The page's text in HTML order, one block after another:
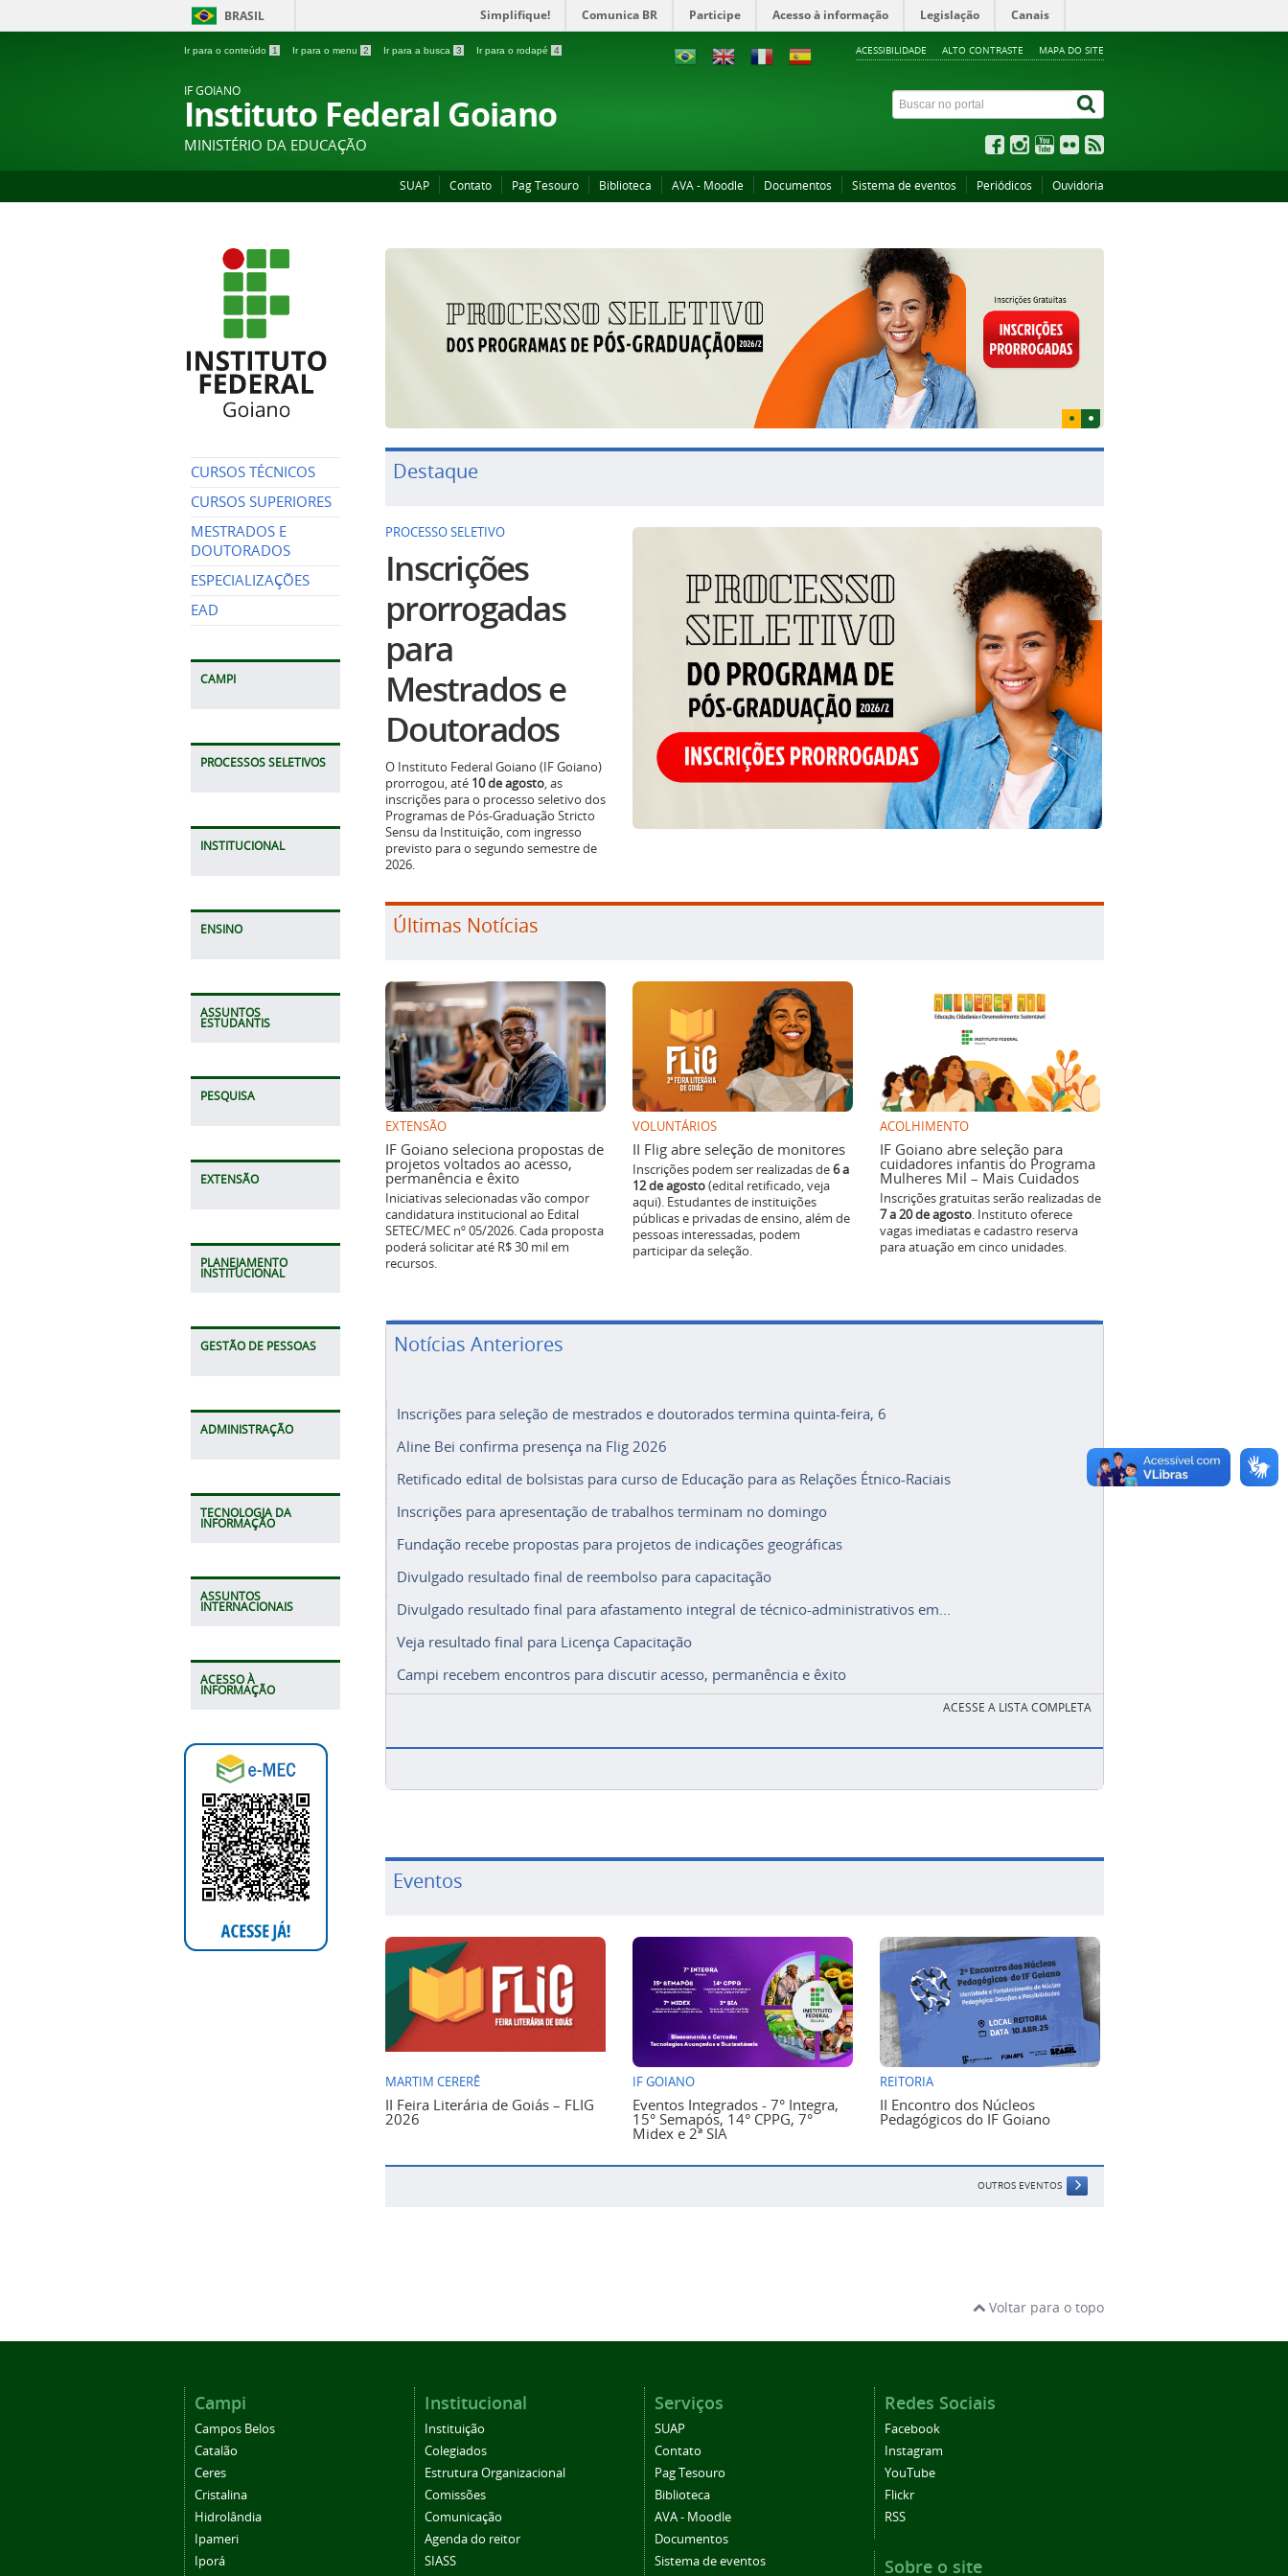
BRASIL Simplifique! Comunica BR Participe Acesso à informação Legislação Canais
Ir para o conteúdo 1 Ir para o menu 2 Ir para a busca 3 Ir para o rodapé 4 ACESSIBILIDADE ALTO CONTRASTE MAPA DO SITE
IF GOIANO
Instituto Federal Goiano
MINISTÉRIO DA EDUCAÇÃO
SUAP Contato Pag Tesouro Biblioteca AVA - Moodle Documentos Sistema de eventos Periódicos Ouvidoria
CURSOS TÉCNICOS
CURSOS SUPERIORES
MESTRADOS E
DOUTORADOS
ESPECIALIZAÇÕES
EAD
CAMPI
PROCESSOS SELETIVOS
INSTITUCIONAL
ENSINO
ASSUNTOS
ESTUDANTIS
PESQUISA
EXTENSÃO
PLANEJAMENTO
INSTITUCIONAL
GESTÃO DE PESSOAS
ADMINISTRAÇÃO
TECNOLOGIA DA
INFORMAÇÃO
ASSUNTOS
INTERNACIONAIS
ACESSO À
INFORMAÇÃO
Destaque
PROCESSO SELETIVO
Inscrições
prorrogadas
para
Mestrados e
Doutorados
O Instituto Federal Goiano (IF Goiano)
prorrogou, até 10 de agosto, as
inscrições para o processo seletivo dos
Programas de Pós-Graduação Stricto
Sensu da Instituição, com ingresso
previsto para o segundo semestre de
2026.
Últimas Notícias
EXTENSÃO
IF Goiano seleciona propostas de
projetos voltados ao acesso,
permanência e êxito
Iniciativas selecionadas vão compor
candidatura institucional ao Edital
SETEC/MEC nº 05/2026. Cada proposta
poderá solicitar até R$ 30 mil em
recursos.
VOLUNTÁRIOS
II Flig abre seleção de monitores
Inscrições podem ser realizadas de6 a
12 de agosto(edital retificado, veja
aqui). Estudantes de instituições
públicas e privadas de ensino, além de
pessoas interessadas, podem
participar da seleção.
ACOLHIMENTO
IF Goiano abre seleção para
cuidadores infantis do Programa
Mulheres Mil – Mais Cuidados
Inscrições gratuitas serão realizadas de
7 a 20 de agosto. Instituto oferece
vagas imediatas e cadastro reserva
para atuação em cinco unidades.
Notícias Anteriores
Inscrições para seleção de mestrados e doutorados termina quinta-feira, 6
Aline Bei confirma presença na Flig 2026
Retificado edital de bolsistas para curso de Educação para as Relações Étnico-Raciais
Inscrições para apresentação de trabalhos terminam no domingo
Fundação recebe propostas para projetos de indicações geográficas
Divulgado resultado final de reembolso para capacitação
Divulgado resultado final para afastamento integral de técnico-administrativos em...
Veja resultado final para Licença Capacitação
Campi recebem encontros para discutir acesso, permanência e êxito
ACESSE A LISTA COMPLETA
Eventos
MARTIM CERERÊ
II Feira Literária de Goiás – FLIG
2026
IF GOIANO
Eventos Integrados - 7° Integra,
15° Semapós, 14° CPPG, 7°
Midex e 2ª SIA
REITORIA
II Encontro dos Núcleos
Pedagógicos do IF Goiano
OUTROS EVENTOS
Voltar para o topo
Campi
Campos Belos
Catalão
Ceres
Cristalina
Hidrolândia
Ipameri
Iporá
Institucional
Instituição
Colegiados
Estrutura Organizacional
Comissões
Comunicação
Agenda do reitor
SIASS
Serviços
SUAP
Contato
Pag Tesouro
Biblioteca
AVA - Moodle
Documentos
Sistema de eventos
Redes Sociais
Facebook
Instagram
YouTube
Flickr
RSS
Sobre o site